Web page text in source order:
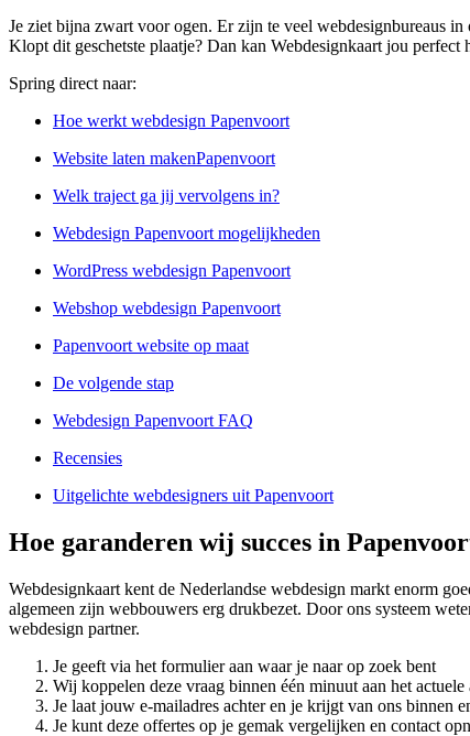
Je ziet bijna zwart voor ogen. Er zijn te veel webdesignbureaus
Klopt dit geschetste plaatje? Dan kan Webdesignkaart jou perfect
Spring direct naar:
Hoe werkt webdesign Papenvoort
Website laten makenPapenvoort
Welk traject ga jij vervolgens in?
Webdesign Papenvoort mogelijkheden
WordPress webdesign Papenvoort
Webshop webdesign Papenvoort
Papenvoort website op maat
De volgende stap
Webdesign Papenvoort FAQ
Recensies
Uitgelichte webdesigners uit Papenvoort
Hoe garanderen wij succes in
Webdesignkaart kent de Nederlandse webdesign markt enorm
algemeen zijn webbouwers erg drukbezet. Door ons systeem
webdesign partner.
Je geeft via het formulier aan waar je naar op zoek bent
Wij koppelen deze vraag binnen één minuut aan het
Je laat jouw e-mailadres achter en je krijgt van ons
Je kunt deze offertes op je gemak vergelijken en contact